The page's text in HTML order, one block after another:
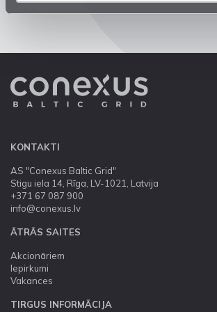
KONTAKTI
AS "Conexus Baltic Grid"
Stigu iela 14, Rīga, LV-1021, Latvija
+371 67 087 900
info@conexus.lv
ĀTRĀS SAITES
Akcionāriem
Iepirkumi
Vakances
TIRGUS INFORMĀCIJA